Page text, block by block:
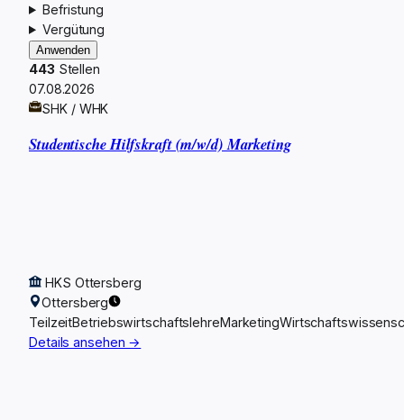
Befristung
Vergütung
Anwenden
443 Stellen
07.08.2026
SHK / WHK
Studentische Hilfskraft (m/w/d) Marketing
HKS Ottersberg
Ottersberg
TeilzeitBetriebswirtschaftslehreMarketing
Details ansehen →